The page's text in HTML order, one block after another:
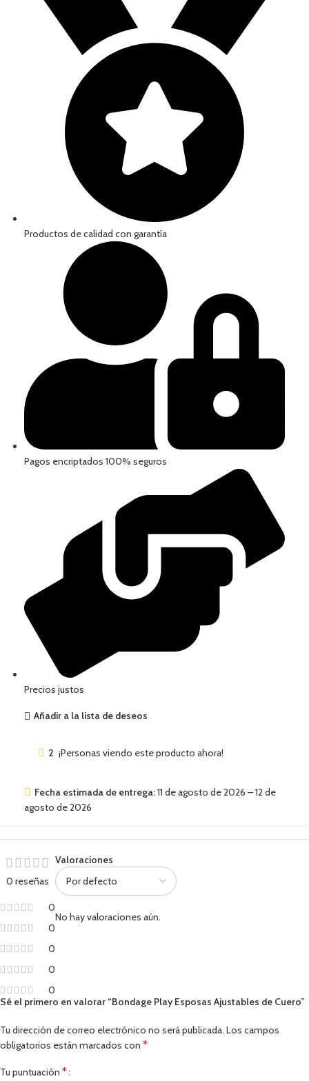
Productos de calidad con garantía
Pagos encriptados 100% seguros
Precios justos
Añadir a la lista de deseos
2 ¡Personas viendo este producto ahora!
Fecha estimada de entrega:11 de agosto de 2026 – 12 de
agosto de 2026
0 reseñas
0
0
0
0
0
Valoraciones
No hay valoraciones aún.
Sé el primero en valorar “Bondage Play Esposas Ajustables de Cuero”
Tu dirección de correo electrónico no será publicada. Los campos
obligatorios están marcados con *
Tu puntuación *